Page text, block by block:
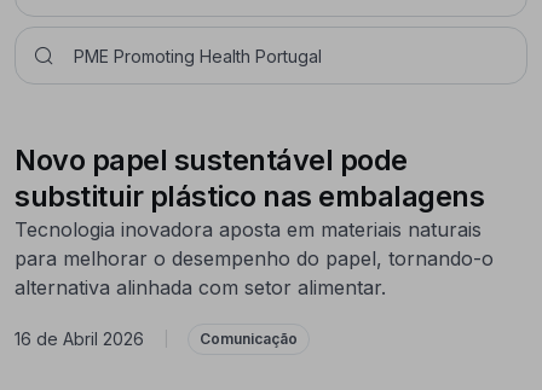
Novo papel sustentável pode
substituir plástico nas embalagens
Tecnologia inovadora aposta em materiais naturais
para melhorar o desempenho do papel, tornando-o
alternativa alinhada com setor alimentar.
16 de Abril 2026 Comunicação